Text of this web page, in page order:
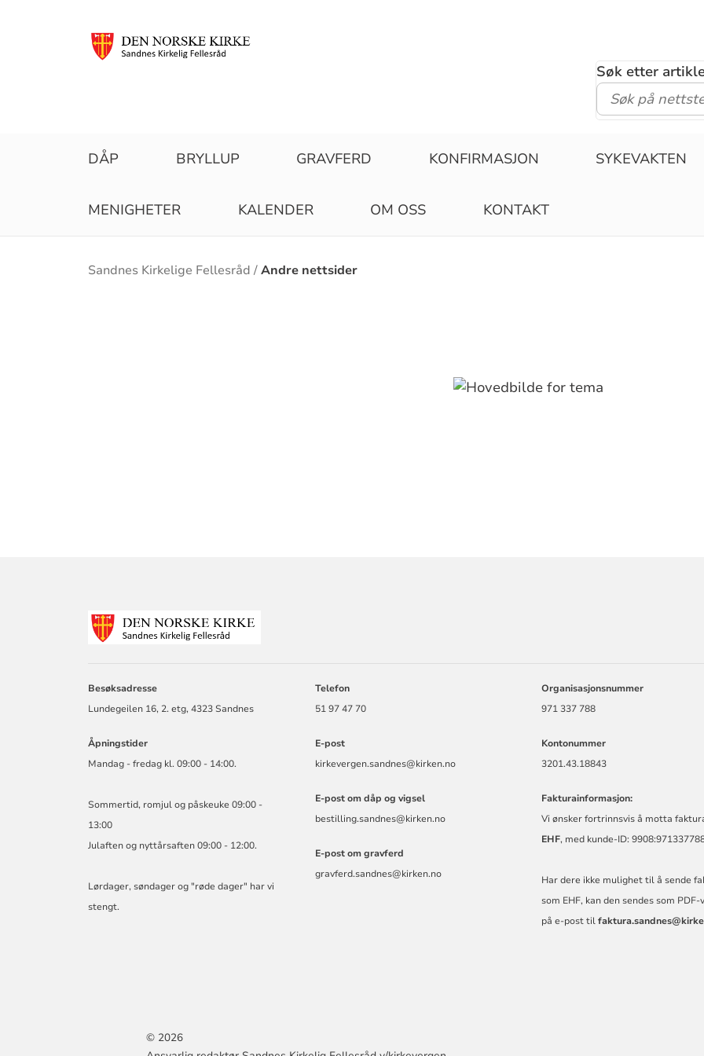
Søk etter
DÅP BRYLLUP GRAVFERD KONFIRMASJON SYKEVAKTEN
MENIGHETER KALENDER OM OSS KONTAKT
Brødsmulesti
Sandnes Kirkelige Fellesråd Andre nettsider
Besøksadresse
Lundegeilen 16, 2. etg, 4323 Sandnes
Åpningstider
Mandag - fredag kl. 09:00 - 14:00.
Sommertid, romjul og påskeuke 09:00 -
13:00
Julaften og nyttårsaften 09:00 - 12:00.
Lørdager, søndager og "røde dager" har vi
stengt.
Telefon
51 97 47 70
E-post
kirkevergen.sandnes@kirken.no
E-post om dåp og vigsel
bestilling.sandnes@kirken.no
E-post om gravferd
gravferd.sandnes@kirken.no
Organisasjonsnummer
971 337 788
Kontonummer
3201.43.18843
Fakturainformasjon:
Vi ønsker fortrinnsvis å motta
EHF, med kunde-ID:
Har dere ikke mulighet til å sende
som EHF, kan den sendes som
på e-post til
© 2026